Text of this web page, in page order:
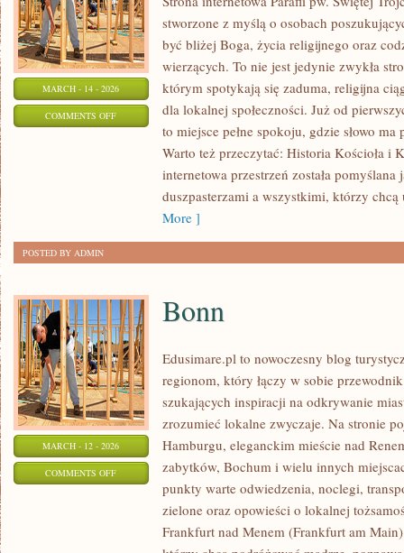
MARCH - 14 - 2026
COMMENTS OFFON
OBJAWIENIA
stworzone z myślą o osobach
być bliżej Boga, życia religijnego oraz
wierzących. To nie jest jedynie zwykła
którym spotykają się zaduma, religijna
dla lokalnej społeczności. Już od
to miejsce pełne spokoju, gdzie słowo
Warto też przeczytać: Historia Kościoła i
internetowa przestrzeń została
duszpasterzami a wszystkimi, którzy
More ]
POSTED BY ADMIN
MARCH - 12 - 2026
COMMENTS OFFON
Bonn
Edusimare.pl to nowoczesny blog
regionom, który łączy w sobie
szukających inspiracji na odkrywanie
zrozumieć lokalne zwyczaje. Na stronie
Hamburgu, eleganckim mieście nad
zabytków, Bochum i wielu innych
punkty warte odwiedzenia, noclegi,
zielone oraz opowieści o lokalnej
Frankfurt nad Menem (Frankfurt am